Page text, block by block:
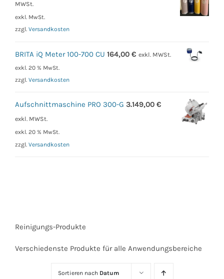
Reinigungs-Produkte
Verschiedenste Produkte für alle Anwendungsbereiche
Sortieren nach Datum
MWSt.
exkl. MwSt.
zzgl. Versandkosten
BRITA iQ Meter 100-700 CU 164,00 € exkl. MWSt.
exkl. 20 % MwSt.
zzgl. Versandkosten
Aufschnittmaschine PRO 300-G 3.149,00 €
exkl. MWSt.
exkl. 20 % MwSt.
zzgl. Versandkosten